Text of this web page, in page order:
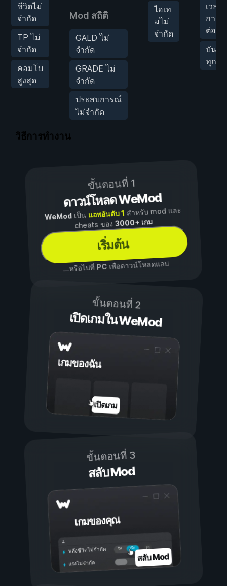
ชีวิตไม่
จำกัด
TP ไม่
จำกัด
คอมโบ
สูงสุด
Mod สถิติ
GALD ไม่
จำกัด
GRADE ไม่
จำกัด
ประสบการณ์
ไม่จำกัด
ไอเท
มไม่
จำกัด
เวลา
การ
ต่อสู้
บันทึก
ทุกที่
วิธีการทำงาน
ขั้นตอนที่ 1
ดาวน์โหลด WeMod
WeModเป็น แอพอันดับ 1 สำหรับ mod และ
cheats ของ3000+ เกม
เริ่มต้น
...หรือไปที่ PCเพื่อดาวน์โหลดแอป
ขั้นตอนที่ 2
เปิดเกมใน WeMod
เกมของฉัน
เปิดเกม
ขั้นตอนที่ 3
สลับ Mod
เกมของคุณ
เปิด
ปิด
พลังชีวิตไม่จำกัด
แรงไม่จำกัด สลับ Mod